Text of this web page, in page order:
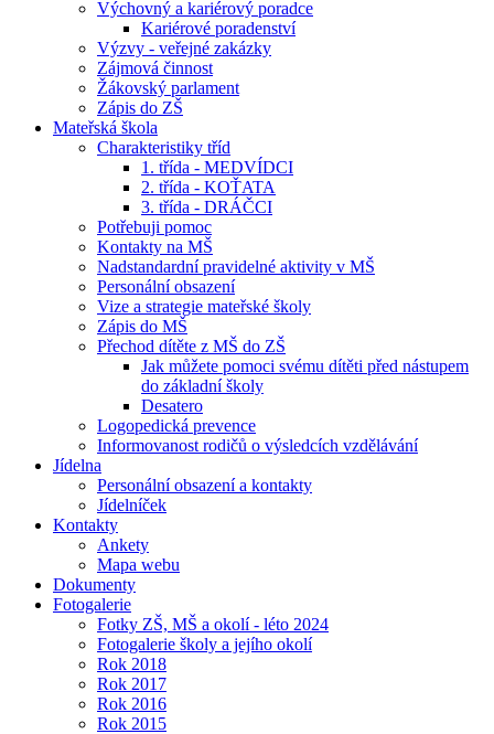
Výchovný a kariérový poradce
Kariérové poradenství
Výzvy - veřejné zakázky
Zájmová činnost
Žákovský parlament
Zápis do ZŠ
Mateřská škola
Charakteristiky tříd
1. třída - MEDVÍDCI
2. třída - KOŤATA
3. třída - DRÁČCI
Potřebuji pomoc
Kontakty na MŠ
Nadstandardní pravidelné aktivity v MŠ
Personální obsazení
Vize a strategie mateřské školy
Zápis do MŠ
Přechod dítěte z MŠ do ZŠ
Jak můžete pomoci svému dítěti před nástupem
do základní školy
Desatero
Logopedická prevence
Informovanost rodičů o výsledcích vzdělávání
Jídelna
Personální obsazení a kontakty
Jídelníček
Kontakty
Ankety
Mapa webu
Dokumenty
Fotogalerie
Fotky ZŠ, MŠ a okolí - léto 2024
Fotogalerie školy a jejího okolí
Rok 2018
Rok 2017
Rok 2016
Rok 2015